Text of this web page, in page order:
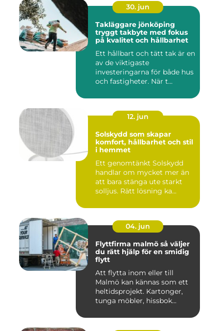
30. jun
Takläggare jönköping
tryggt takbyte med fokus
på kvalitet och hållbarhet
Ett hållbart och tätt tak är en
av de viktigaste
investeringarna för både hus
och fastigheter. När t...
12. jun
Solskydd som skapar
komfort, hållbarhet och stil
i hemmet
Ett genomtänkt Solskydd
handlar om mycket mer än
att bara stänga ute starkt
solljus. Rätt lösning ka...
04. jun
Flyttfirma malmö så väljer
du rätt hjälp för en smidig
flytt
Att flytta inom eller till
Malmö kan kännas som ett
heltidsprojekt. Kartonger,
tunga möbler, hissbok...